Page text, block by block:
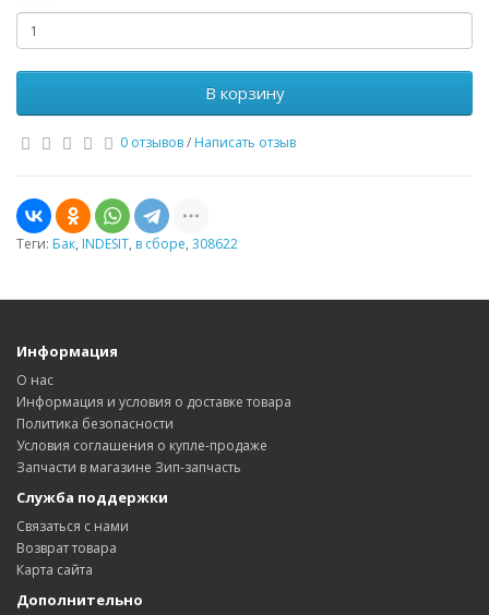
В корзину
0 отзывов/ Написать отзыв
Теги: Бак, INDESIT, в сборе, 308622
Информация
О нас
Информация и условия о доставке товара
Политика безопасности
Условия соглашения о купле-продаже
Запчасти в магазине Зип-запчасть
Служба поддержки
Связаться с нами
Возврат товара
Карта сайта
Дополнительно